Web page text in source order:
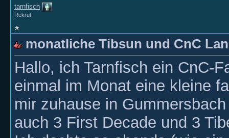
tarnfisch
Rekrut
monatliche Tibsun und CnC
Hallo, ich Tarnfisch ein CnC-
einmal im Monat eine kleine
mir zuhause in
auch 3 First Decade und 3